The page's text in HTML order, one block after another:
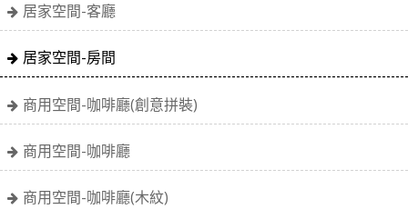
居家空間-客廳
居家空間-房間
商用空間-咖啡廳(創意拼裝)
商用空間-咖啡廳
商用空間-咖啡廳(木紋)